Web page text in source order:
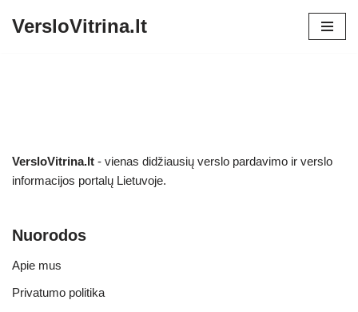
VersloVitrina.lt
VersloVitrina.lt - vienas didžiausių verslo pardavimo ir verslo
informacijos portalų Lietuvoje.
Nuorodos
Apie mus
Privatumo politika